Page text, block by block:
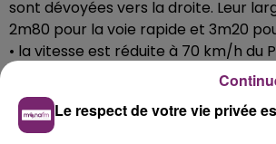
sont dévoyées vers la droite. Leur
2m80 pour la voie rapide et 3m20
• la vitesse est réduite à 70 km/h du
15+150 avec un palier d'abaissement
km/h entre les PR 17+700 et 17+300
• neutralisation occasionnelle de la
rapide entre les PR 18+100 et 15+150
Le respect de votre vie privée